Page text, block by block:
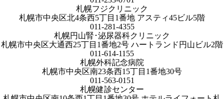
札幌フジクリニック
札幌市中央区北4条西5丁目1番地 アスティ45ビル5階
011-281-4355
札幌円山腎･泌尿器科クリニック
札幌市中央区大通西25丁目1番地2号 ハートランド円山ビル2階
011-614-1155
札幌外科記念病院
札幌市中央区南23条西15丁目1番地30号
011-563-0151
札幌健診センター